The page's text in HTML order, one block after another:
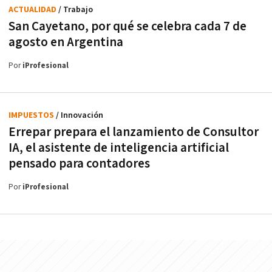
San Cayetano, por qué se celebra cada 7 de
agosto en Argentina
ACTUALIDAD / Trabajo
PoriProfesional
Errepar prepara el lanzamiento de Consultor
IA, el asistente de inteligencia artificial
pensado para contadores
IMPUESTOS / Innovación
PoriProfesional